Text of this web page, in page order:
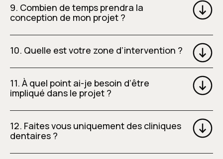
9. Combien de temps prendra la
conception de mon projet ?
10. Quelle est votre zone d’intervention ?
11. À quel point ai-je besoin d’être
impliqué dans le projet ?
12. Faites vous uniquement des cliniques
dentaires ?